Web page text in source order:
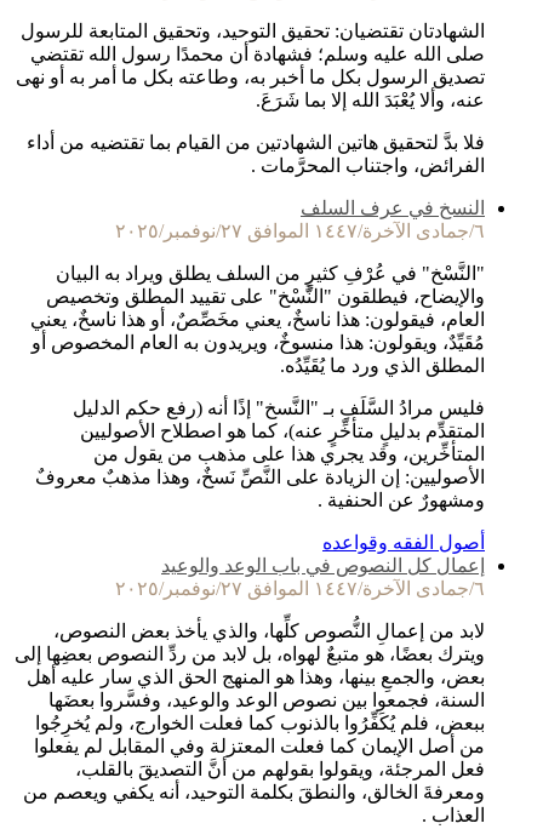
الشهادتان تقتضيان: تحقيق التوحيد، وتحقيق المتابعة للرسول
صلى الله عليه وسلم؛ فشهادة أن محمدًا رسول الله تقتضي
تصديق الرسول بكل ما أخبر به، وطاعته بكل ما أمر به أو نهى
عنه، وألا يُعْبَدَ الله إلا بما شَرَعَ.
فلا بدَّ لتحقيق هاتين الشهادتين من القيام بما تقتضيه من أداء
الفرائض، واجتناب المحرَّمات .
النسخ في عرف السلف
٦/جمادى الآخرة/١٤٤٧ الموافق ٢٧/نوفمبر/٢٠٢٥
"النَّسْخ" في عُرْفِ كثيرٍ من السلف يطلق ويراد به البيان
والإيضاح، فيطلقون "النَّسْخ" على تقييد المطلق وتخصيص
العام، فيقولون: هذا ناسخٌ، يعني مخَصِّصٌ، أو هذا ناسخٌ، يعني
مُقَيِّدٌ، ويقولون: هذا منسوخٌ، ويريدون به العام المخصوص أو
المطلق الذي ورد ما يُقَيِّدُه.
فليس مرادُ السَّلَفِ بـ "النَّسخ" إذًا أنه (رفع حكم الدليل
المتقدِّم بدليلٍ متأخِّرٍ عنه)، كما هو اصطلاح الأصوليين
المتأخِّرين، وقد يجري هذا على مذهب من يقول من
الأصوليين: إن الزيادة على النَّصِّ نَسخٌ، وهذا مذهبٌ معروفٌ
ومشهورٌ عن الحنفية .
أصول الفقه وقواعده
إعمال كل النصوص في باب الوعد والوعيد
٦/جمادى الآخرة/١٤٤٧ الموافق ٢٧/نوفمبر/٢٠٢٥
لابد من إعمالِ النُّصوص كلِّها، والذي يأخذ بعض النصوص،
ويترك بعضًا، هو متبعٌ لهواه، بل لابد من ردِّ النصوص بعضِها إلى
بعض، والجمعِ بينها، وهذا هو المنهج الحق الذي سار عليه أهل
السنة، فجمعوا بين نصوص الوعد والوعيد، وفسَّروا بعضَها
ببعض، فلم يُكَفِّرُوا بالذنوب كما فعلت الخوارج، ولم يُخرِجُوا
من أصل الإيمان كما فعلت المعتزلة وفي المقابل لم يفعلوا
فعل المرجئة، ويقولوا بقولهم من أنَّ التصديقَ بالقلب،
ومعرفةَ الخالق، والنطقَ بكلمة التوحيد، أنه يكفي ويعصم من
العذاب .